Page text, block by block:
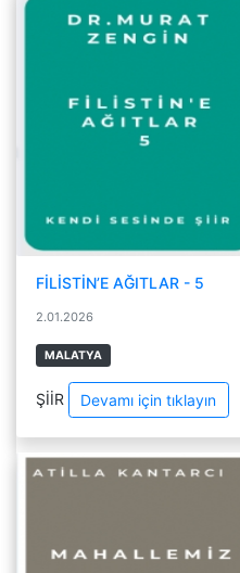
FİLİSTİN’E AĞITLAR - 5
2.01.2026
MALATYA
ŞİİR Devamı için tıklayın